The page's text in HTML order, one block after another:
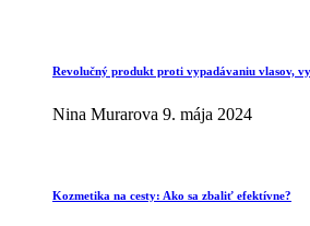
Revolučný produkt proti vypadávaniu vlasov,
Nina Murarova 9. mája 2024
Kozmetika na cesty: Ako sa zbaliť efektívne?